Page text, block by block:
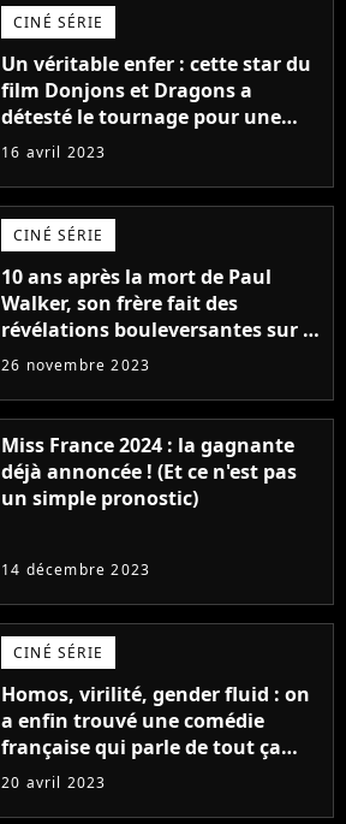
CINÉ SÉRIE
Un véritable enfer : cette star du
film Donjons et Dragons a
détesté le tournage pour une
raison très spéciale
16 avril 2023
CINÉ SÉRIE
10 ans après la mort de Paul
Walker, son frère fait des
révélations bouleversantes sur la
réaction des acteurs de Fast and
26 novembre 2023
Miss France 2024 : la gagnante
déjà annoncée ! (Et ce n'est pas
un simple pronostic)
14 décembre 2023
CINÉ SÉRIE
Homos, virilité, gender fluid : on
a enfin trouvé une comédie
française qui parle de tout ça
sans être super ringarde
20 avril 2023